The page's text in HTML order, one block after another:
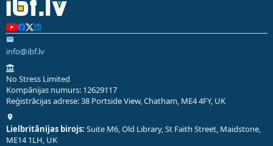
info@ibf.lv
No Stress Limited
Kompānijas numurs: 12629117
Reģistrācijas adrese: 38 Portside View, Chatham, ME4 4FY, UK
Lielbritānijas birojs: Suite M6, Old Library, St Faith Street, Maidstone,
ME14 1LH, UK